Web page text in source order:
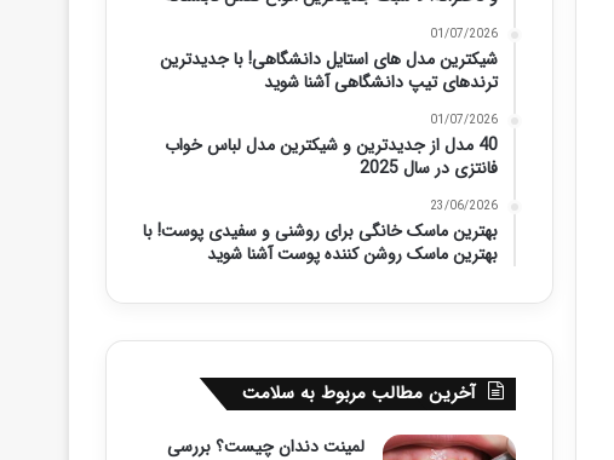
01/07/2026
شیکترین مدل های استایل دانشگاهی! با جدیدترین
ترندهای تیپ دانشگاهی آشنا شوید
01/07/2026
40 مدل از جدیدترین و شیکترین مدل لباس خواب
فانتزی در سال 2025
23/06/2026
بهترین ماسک خانگی برای روشنی و سفیدی پوست! با
بهترین ماسک روشن کننده پوست آشنا شوید
آخرین مطالب مربوط به سلامت
لمینت دندان چیست؟ بررسی